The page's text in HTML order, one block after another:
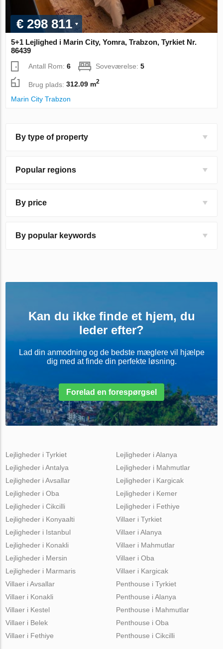
€ 298 811
5+1 Lejlighed i Marin City, Yomra, Trabzon, Tyrkiet Nr.
86439
Antall Rom:6 Soveværelse:5
Brug plads:312.09 m2
Marin City Trabzon
By type of property
Popular regions
By price
By popular keywords
Kan du ikke finde et hjem, du
leder efter?
Lad din anmodning og de bedste mæglere vil hjælpe
dig med at finde din perfekte løsning.
Forelad en forespørgsel
Lejligheder i Tyrkiet
Lejligheder i Antalya
Lejligheder i Avsallar
Lejligheder i Oba
Lejligheder i Cikcilli
Lejligheder i Alanya
Lejligheder i Mahmutlar
Lejligheder i Kargicak
Lejligheder i Kemer
Lejligheder i Fethiye
Lejligheder i Konyaalti
Lejligheder i Istanbul
Lejligheder i Konakli
Lejligheder i Mersin
Lejligheder i Marmaris
Villaer i Tyrkiet
Villaer i Alanya
Villaer i Mahmutlar
Villaer i Oba
Villaer i Kargicak
Villaer i Avsallar
Villaer i Konakli
Villaer i Kestel
Villaer i Belek
Villaer i Fethiye
Penthouse i Tyrkiet
Penthouse i Alanya
Penthouse i Mahmutlar
Penthouse i Oba
Penthouse i Cikcilli